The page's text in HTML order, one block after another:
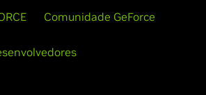
Comunidade GeForce